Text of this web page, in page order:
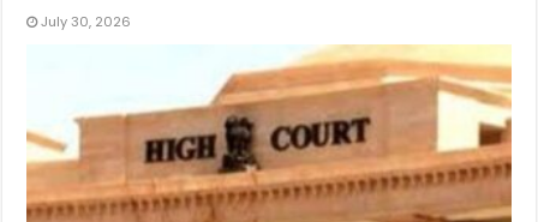
July 30, 2026